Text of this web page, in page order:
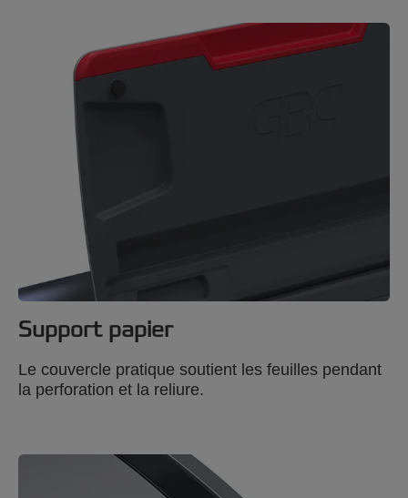
Support papier
Le couvercle pratique soutient les feuilles pendant
la perforation et la reliure.